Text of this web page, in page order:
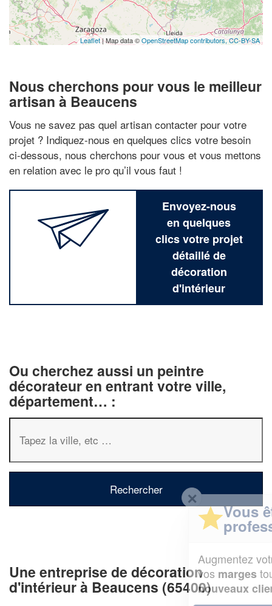
Leaflet| Map data ©OpenStreetMap contributors,CC-BY-SA
Nous cherchons pour vous le meilleur
artisan à Beaucens
Vous ne savez pas quel artisan contacter pour votre
projet ? Indiquez-nous en quelques clics votre besoin
ci-dessous, nous cherchons pour vous et vous mettons
en relation avec le pro qu’il vous faut !
Envoyez-nous
en quelques
clics votre projet
détaillé de
décoration
d'intérieur
Ou cherchez aussi un peintre
décorateur en entrant votre ville,
département… :
Une entreprise de décoration
d'intérieur à Beaucens (65400)
Vous êtes un
professionnel ?
chiffre d'affaireset
vosmargestout en gagnant de
nouveaux clients!